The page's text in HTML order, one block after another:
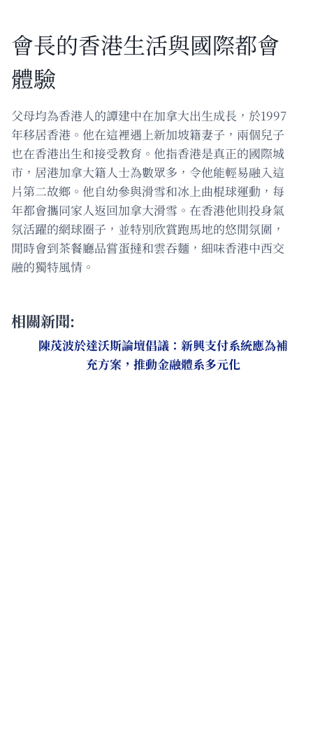
會長的香港生活與國際都會
體驗
父母均為香港人的譚建中在加拿大出生成長，於1997
年移居香港。他在這裡遇上新加坡籍妻子，兩個兒子
也在香港出生和接受教育。他指香港是真正的國際城
市，居港加拿大籍人士為數眾多，令他能輕易融入這
片第二故鄉。他自幼參與滑雪和冰上曲棍球運動，每
年都會攜同家人返回加拿大滑雪。在香港他則投身氣
氛活躍的網球圈子，並特別欣賞跑馬地的悠閒氛圍，
閒時會到茶餐廳品嘗蛋撻和雲吞麵，細味香港中西交
融的獨特風情。
相關新聞:
陳茂波於達沃斯論壇倡議：新興支付系統應為補
充方案，推動金融體系多元化